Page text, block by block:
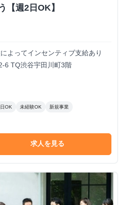
【週2日OK】
よってインセンティブ支給あり
6 TQ渋谷宇田川町3階
OK 未経験OK 新規事業
求人を見る